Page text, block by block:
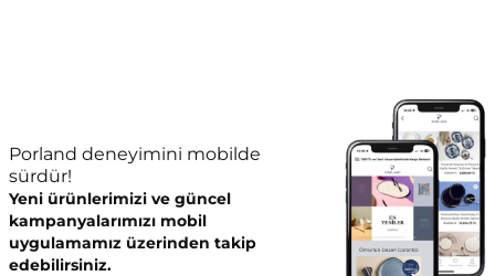
Porland deneyimini mobilde
sürdür!
Yeni ürünlerimizi ve güncel
kampanyalarımızı mobil
uygulamamız üzerinden takip
edebilirsiniz.